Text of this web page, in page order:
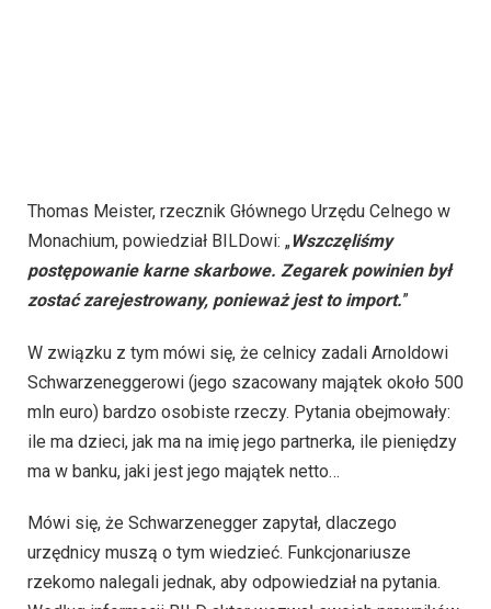
Thomas Meister, rzecznik Głównego Urzędu Celnego w
Monachium, powiedział BILDowi: „Wszczęliśmy
postępowanie karne skarbowe. Zegarek powinien był
zostać zarejestrowany, ponieważ jest to import.”
W związku z tym mówi się, że celnicy zadali Arnoldowi
Schwarzeneggerowi (jego szacowany majątek około 500
mln euro) bardzo osobiste rzeczy. Pytania obejmowały:
ile ma dzieci, jak ma na imię jego partnerka, ile pieniędzy
ma w banku, jaki jest jego majątek netto…
Mówi się, że Schwarzenegger zapytał, dlaczego
urzędnicy muszą o tym wiedzieć. Funkcjonariusze
rzekomo nalegali jednak, aby odpowiedział na pytania.